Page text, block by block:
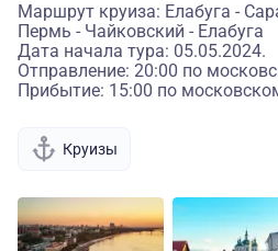
Маршрут круиза: Елабуга -
Пермь - Чайковский - Елабуга
Дата начала тура: 05.05.2024.
Отправление: 20:00 по
Прибытие: 15:00 по
Круизы